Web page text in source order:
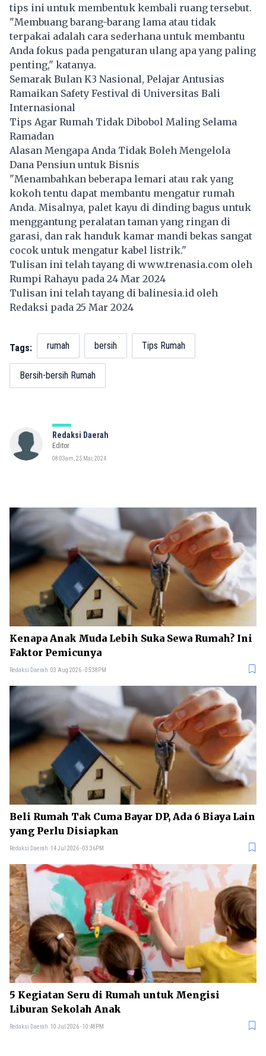
tips ini untuk membentuk kembali ruang tersebut.
"Membuang barang-barang lama atau tidak
terpakai adalah cara sederhana untuk membantu
Anda fokus pada pengaturan ulang apa yang paling
penting," katanya.
Semarak Bulan K3 Nasional, Pelajar Antusias
Ramaikan Safety Festival di Universitas Bali
Internasional
Tips Agar Rumah Tidak Dibobol Maling Selama
Ramadan
Alasan Mengapa Anda Tidak Boleh Mengelola
Dana Pensiun untuk Bisnis
"Menambahkan beberapa lemari atau rak yang
kokoh tentu dapat membantu mengatur rumah
Anda. Misalnya, palet kayu di dinding bagus untuk
menggantung peralatan taman yang ringan di
garasi, dan rak handuk kamar mandi bekas sangat
cocok untuk mengatur kabel listrik."
Tulisan ini telah tayang di www.trenasia.com oleh
Rumpi Rahayu pada 24 Mar 2024
Tulisan ini telah tayang dibalinesia.id oleh
Redaksi pada 25 Mar 2024
Tags: rumah bersih Tips Rumah
Bersih-bersih Rumah
Redaksi Daerah
Editor
08:03am, 25 Mar, 2024
Kenapa Anak Muda Lebih Suka Sewa Rumah? Ini
Faktor Pemicunya
Redaksi Daerah 03 Aug 2026 - 05:38PM
Beli Rumah Tak Cuma Bayar DP, Ada 6 Biaya Lain
yang Perlu Disiapkan
Redaksi Daerah 14 Jul 2026 - 03:36PM
5 Kegiatan Seru di Rumah untuk Mengisi
Liburan Sekolah Anak
Redaksi Daerah 10 Jul 2026 - 10:48PM